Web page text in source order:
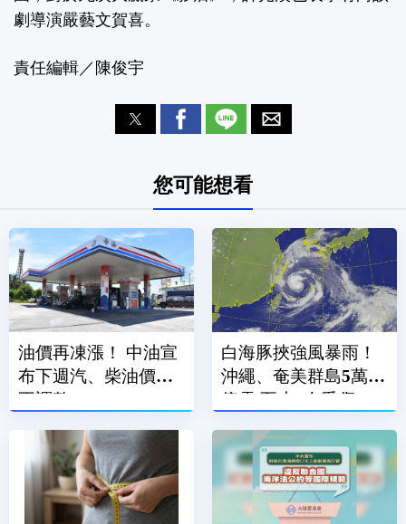
劇導演嚴藝文賀喜。
責任編輯／陳俊宇
您可能想看
油價再凍漲！ 中油宣
布下週汽、柴油價格
不調整
白海豚挾強風暴雨！
沖繩、奄美群島5萬戶
停電 至少7人受傷